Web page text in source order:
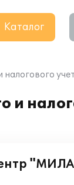
Каталог
налогового
и